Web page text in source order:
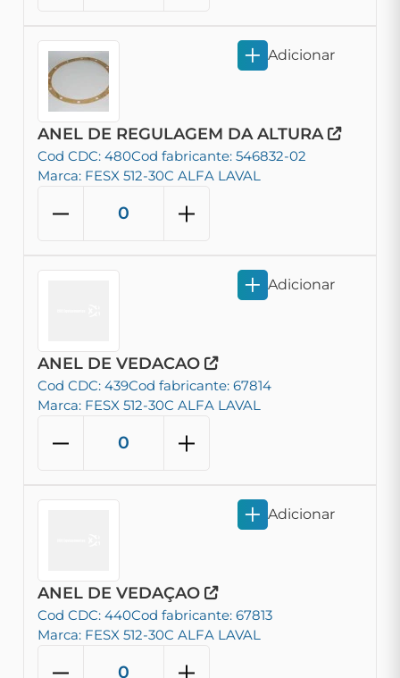
ANEL DE REGULAGEM DA ALTURA
Cod CDC: 480Cod fabricante: 546832-02
Marca: FESX 512-30C ALFA LAVAL
Adicionar
ANEL DE VEDACAO
Cod CDC: 439Cod fabricante: 67814
Marca: FESX 512-30C ALFA LAVAL
Adicionar
ANEL DE VEDAÇAO
Cod CDC: 440Cod fabricante: 67813
Marca: FESX 512-30C ALFA LAVAL
Adicionar